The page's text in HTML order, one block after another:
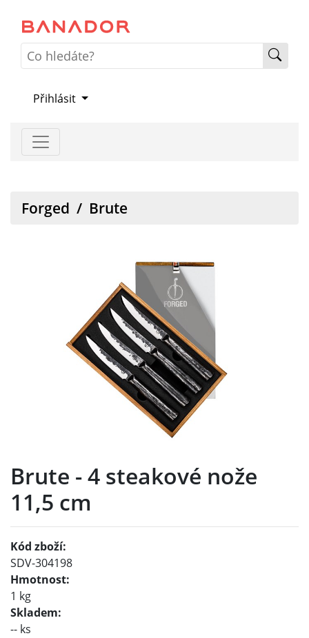
Přihlásit
Forged / Brute
Brute - 4 steakové nože
11,5 cm
Kód zboží:
SDV-304198
Hmotnost:
1 kg
Skladem:
-- ks